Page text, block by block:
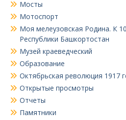
Мосты
Мотоспорт
Моя мелеузовская Родина. К
Республики Башкортостан
Музей краеведческий
Образование
Октябрьская революция 1917
Открытые просмотры
Отчеты
Памятники